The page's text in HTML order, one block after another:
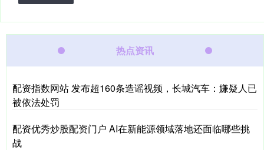
热点资讯
配资指数网站 发布超160条造谣视频，长城汽车：嫌疑人已
被依法处罚
配资优秀炒股配资门户 AI在新能源领域落地还面临哪些挑
战